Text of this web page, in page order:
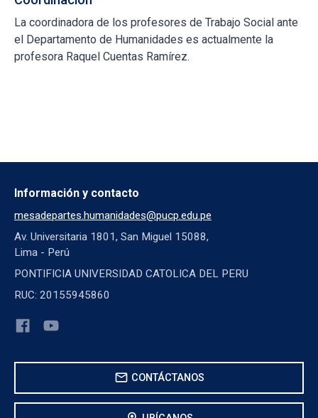
La coordinadora de los profesores de Trabajo Social ante
el Departamento de Humanidades es actualmente la
profesora Raquel Cuentas Ramírez.
Información y contacto
mesadepartes.humanidades@pucp.edu.pe
Av. Universitaria 1801, San Miguel 15088,
Lima - Perú
PONTIFICIA UNIVERSIDAD CATOLICA DEL PERU
RUC: 20155945860
mail CONTÁCTANOS